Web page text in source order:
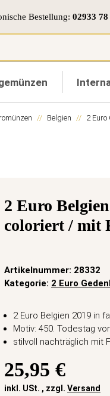
Bestellung: 02933 78
Belgien 2 Euro
2 Euro
coloriert / mit
Artikelnummer: 28332
Kategorie: 2 Euro
2 Euro Belgien 2019 in
Motiv: 450. Todestag
stilvoll nachträglich mit
25,95 €
inkl. USt. , zzgl. Versand